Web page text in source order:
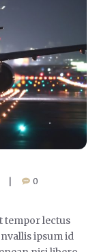
0
tempor lectus
ipsum id